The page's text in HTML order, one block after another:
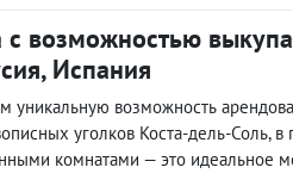
с возможностью
Испания
уникальную возможность
уголков Коста-дель-Соль,
комнатами — это идеальное